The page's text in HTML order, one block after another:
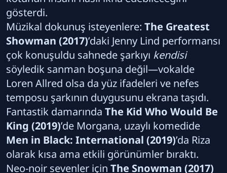
gösterdi.
Müzikal dokunuş isteyenlere: The Greatest
Showman (2017)’daki Jenny Lind performansı
çok konuşuldu sahnede şarkıyı kendisi
söyledik sanman boşuna değil—vokalde
Loren Allred olsa da yüz ifadeleri ve nefes
temposu şarkının duygusunu ekrana taşıdı.
Fantastik damarında The Kid Who Would Be
King (2019)’de Morgana, uzaylı komedide
Men in Black: International (2019)’da Riza
olarak kısa ama etkili görünümler bıraktı.
Neo-noir sevenler için The Snowman (2017)